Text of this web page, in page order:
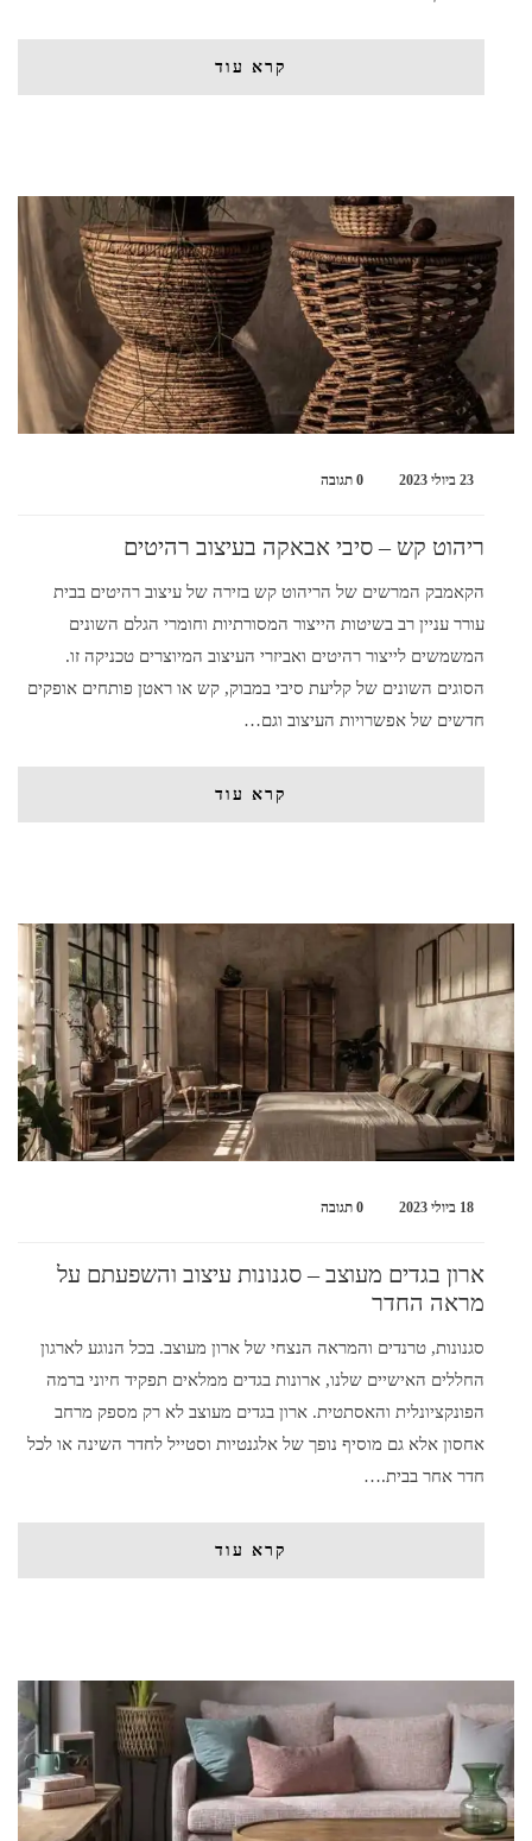
קרא עוד
23 ביולי 2023 0 תגובה
ריהוט קש – סיבי אבאקה בעיצוב רהיטים
הקאמבק המרשים של הריהוט קש בזירה של עיצוב רהיטים בבית
עורר עניין רב בשיטות הייצור המסורתיות וחומרי הגלם השונים
המשמשים לייצור רהיטים ואביזרי העיצוב המיוצרים טכניקה זו.
הסוגים השונים של קליעת סיבי במבוק, קש או ראטן פותחים אופקים
חדשים של אפשרויות העיצוב וגם…
קרא עוד
18 ביולי 2023 0 תגובה
ארון בגדים מעוצב – סגנונות עיצוב והשפעתם על
מראה החדר
סגנונות, טרנדים והמראה הנצחי של ארון מעוצב. בכל הנוגע לארגון
החללים האישיים שלנו, ארונות בגדים ממלאים תפקיד חיוני ברמה
הפונקציונלית והאסתטית. ארון בגדים מעוצב לא רק מספק מרחב
אחסון אלא גם מוסיף נופך של אלגנטיות וסטייל לחדר השינה או לכל
חדר אחר בבית.…
קרא עוד